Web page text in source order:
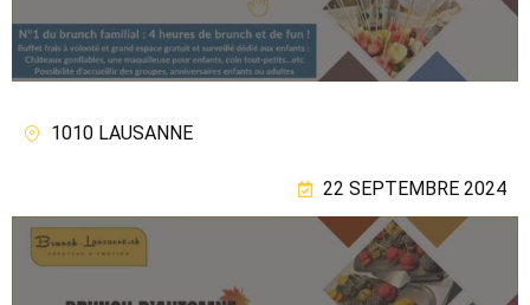
1010 LAUSANNE
22 SEPTEMBRE 2024